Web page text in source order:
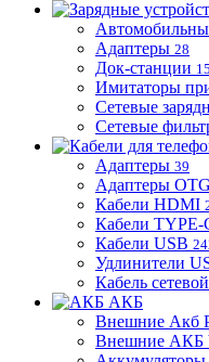
Адаптеры 28
Док-станции 15
Имитаторы
Сетевые
Сетевые
Адаптеры 39
Адаптеры OTG
Кабели HDMI
Кабели TYPE-
Кабели USB
Удлинители
Кабель сетевой
АКБ
Внешние Акб
Внешние АКБ